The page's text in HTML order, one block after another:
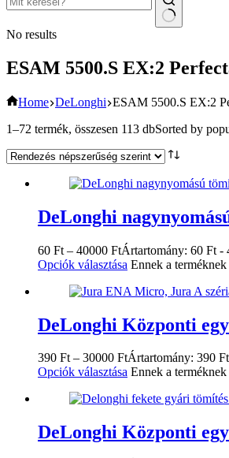
No results
ESAM 5500.S EX:2
Home DeLonghi ESAM 5500.S EX:2
1–72 termék, összesen 113 dbSorted by
DeLonghi
60 Ft – 40000 FtÁrtartomány: 60 Ft -
Opciók választása Ennek a
DeLonghi Központi
390 Ft – 30000 FtÁrtartomány: 390
Opciók választása Ennek a
DeLonghi Központi